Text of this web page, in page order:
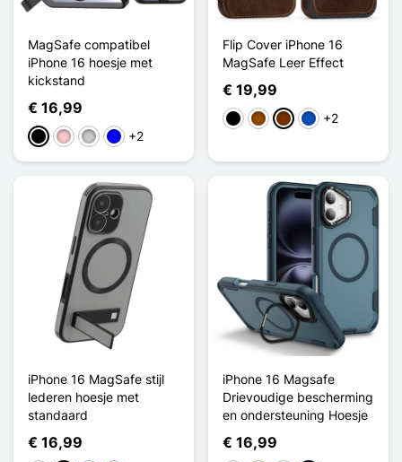
MagSafe compatibel
iPhone 16 hoesje met
kickstand
€ 16,99
ZwartRozeTransparant
Blauw
+2
Flip Cover iPhone 16
MagSafe Leer Effect
€ 19,99
ZwartBruinKoffieSaphir
+2
iPhone 16 MagSafe stijl
lederen hoesje met
standaard
€ 16,99
iPhone 16 Magsafe
Drievoudige bescherming
en ondersteuning Hoesje
€ 16,99